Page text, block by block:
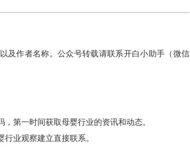
及作者名称。公众号转载请联系开白小助手（微信
，第一时间获取母婴行业的资讯和动态。
行业观察建立直接联系。